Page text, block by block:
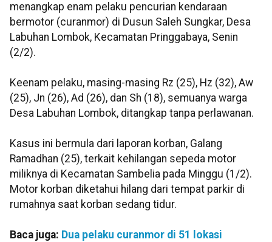
menangkap enam pelaku pencurian kendaraan
bermotor (curanmor) di Dusun Saleh Sungkar, Desa
Labuhan Lombok, Kecamatan Pringgabaya, Senin
(2/2).
Keenam pelaku, masing-masing Rz (25), Hz (32), Aw
(25), Jn (26), Ad (26), dan Sh (18), semuanya warga
Desa Labuhan Lombok, ditangkap tanpa perlawanan.
Kasus ini bermula dari laporan korban, Galang
Ramadhan (25), terkait kehilangan sepeda motor
miliknya di Kecamatan Sambelia pada Minggu (1/2).
Motor korban diketahui hilang dari tempat parkir di
rumahnya saat korban sedang tidur.
Baca juga: Dua pelaku curanmor di 51 lokasi